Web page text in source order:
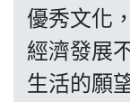
系列
活動
優秀文化
經濟發展
生活的願